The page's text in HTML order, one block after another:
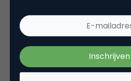
Wel leuk, die weblog-
viraal gesproken niet spot-
mijns inziens wel als een
partijen (na Heineken en
je consumer generated